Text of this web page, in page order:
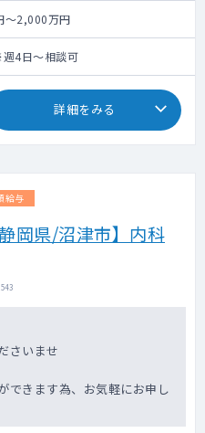
～2,000万円
4日～相談可
詳細をみる
給与
岡県/沼津市】内科
さいませ
できます為、お気軽にお申し